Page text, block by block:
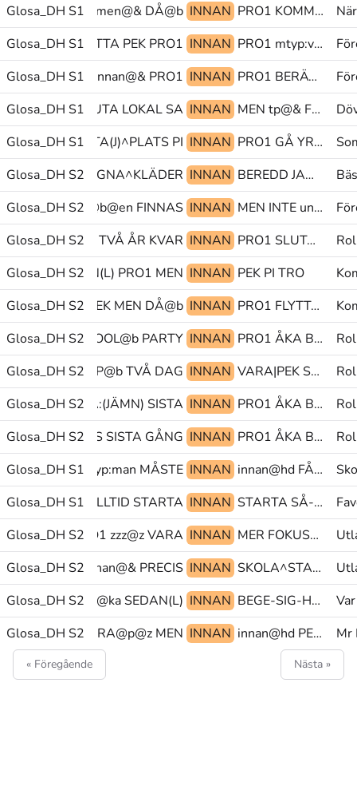
Glosa_DH S1NU@b men@& DÅ@b INNAN PRO1 KOMMUNICERA-PAPPER-PENNA@rd SKRIVA
Glosa_DH S1BERÄTTA PEK PRO1 INNAN PRO1 mtyp:var UNG
Glosa_DH S1PRO1 innan@& PRO1 INNAN PRO1 BERÄTTA PEK
Glosa_DH S1ANSLUTA LOKAL SA INNAN MEN tp@& FRAMTID
Glosa_DH S1
tp@& ARBETA(J)^PLATS PI INNAN PRO1 GÅ YRKE
Glosa_DH S2
KÖPA(7b) NY REGNA^KLÄDER INNAN BEREDD JA@ub PERF
Glosa_DH S2
BETYDA DDF@b@en FINNAS INNAN MEN INTE ung@&
Glosa_DH S2
TVÅ ÅR KVAR INNAN PRO1 SLUTA LYCKAS(ml)
Glosa_DH S2SEDAN(L) PRO1 MEN INNAN PEK PI TRO
Glosa_DH S2
PEK MEN DÅ@b INNAN PRO1 FLYTTA-UT TILL
Glosa_DH S2PÅ POOL@b PARTY INNAN PRO1 ÅKA BEGE-SIG-HEM
Glosa_DH S2TYP@b TVÅ DAG INNAN VARA|PEK SÅ-ATT-SÄGA PEK.FL
Glosa_DH S2
SÄGA GLOSA:(JÄMN) SISTA INNAN PRO1 ÅKA BEGE-SIG-HEM
Glosa_DH S2
TILLSAMMANS SISTA GÅNG INNAN PRO1 ÅKA BEGE-SIG-HEM
Glosa_DH S1
ALLTID mtyp:man MÅSTE INNAN innan@hd FÅ IN@b
Glosa_DH S1 ALLTID STARTA INNAN STARTA SÅ-ATT-SÄGA TRE
Glosa_DH S2PRO1 zzz@z VARA INNAN MER FOKUSERA(J) SVERIGE@en
Glosa_DH S2innan@& PRECIS INNAN SKOLA^START DÅ@b SÅ-ATT-SÄGA
Glosa_DH S2
FÖRTJUST@ka SEDAN(L) INNAN BEGE-SIG-HEM tp@& GRODA
Glosa_DH S2
MEN INNAN innan@hd PEK BORRA(7).GÖRA Mr
« Föregående Nästa »